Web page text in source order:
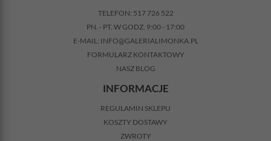
TELEFON: 517 726 522
PN. - PT. W GODZ. 9:00 - 17:00
E-MAIL: INFO@GALERIALIMONKA.PL
FORMULARZ KONTAKTOWY
NASZ BLOG
INFORMACJE
REGULAMIN SKLEPU
KOSZTY DOSTAWY
ZWROTY